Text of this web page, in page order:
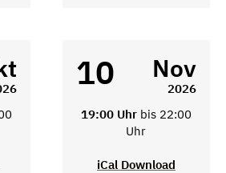
10 Nov
2026
19:00 Uhr bis 22:00
Uhr
iCal Download